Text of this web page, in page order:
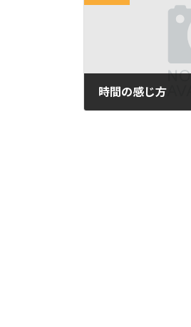
時間の感じ方